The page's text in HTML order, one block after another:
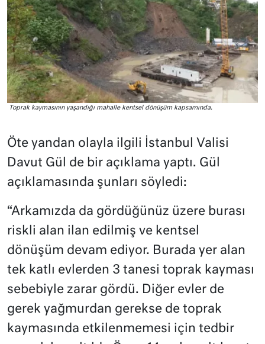
Toprak kaymasının yaşandığı mahalle kentsel dönüşüm kapsamında.
Öte yandan olayla ilgili İstanbul Valisi
Davut Gül de bir açıklama yaptı. Gül
açıklamasında şunları söyledi:
“Arkamızda da gördüğünüz üzere burası
riskli alan ilan edilmiş ve kentsel
dönüşüm devam ediyor. Burada yer alan
tek katlı evlerden 3 tanesi toprak kayması
sebebiyle zarar gördü. Diğer evler de
gerek yağmurdan gerekse de toprak
kaymasında etkilenmemesi için tedbir